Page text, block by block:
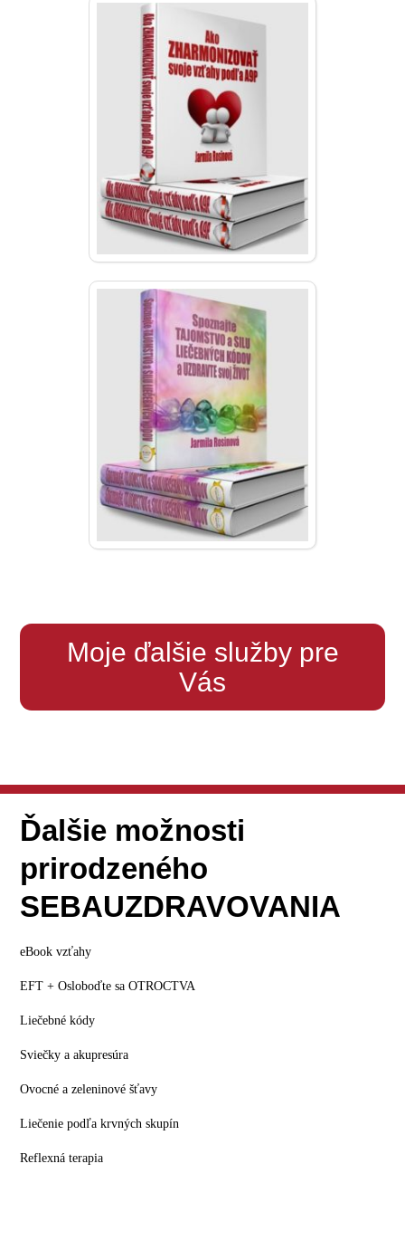
Moje ďalšie služby pre
Vás
Ďalšie možnosti
prirodzeného
SEBAUZDRAVOVANIA
eBook vzťahy
EFT + Osloboďte sa OTROCTVA
Liečebné kódy
Sviečky a akupresúra
Ovocné a zeleninové šťavy
Liečenie podľa krvných skupín
Reflexná terapia